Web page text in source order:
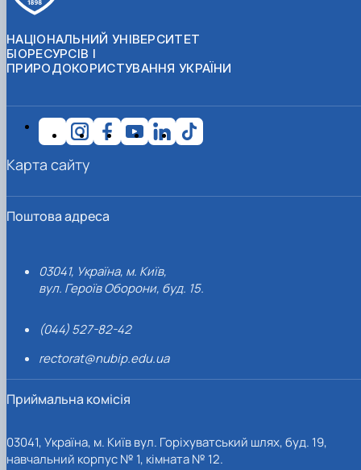
НАЦІОНАЛЬНИЙ УНІВЕРСИТЕТ
БІОРЕСУРСІВ І
ПРИРОДОКОРИСТУВАННЯ УКРАЇНИ
Поштова адреса
03041, Україна, м. Київ,
вул. Героїв Оборони, буд. 15.
(044) 527-82-42
rectorat@nubip.edu.ua
Приймальна комісія
03041, Україна, м. Київ вул. Горіхуватський шлях, буд. 19,
навчальний корпус № 1, кімната № 12.
Карта сайту